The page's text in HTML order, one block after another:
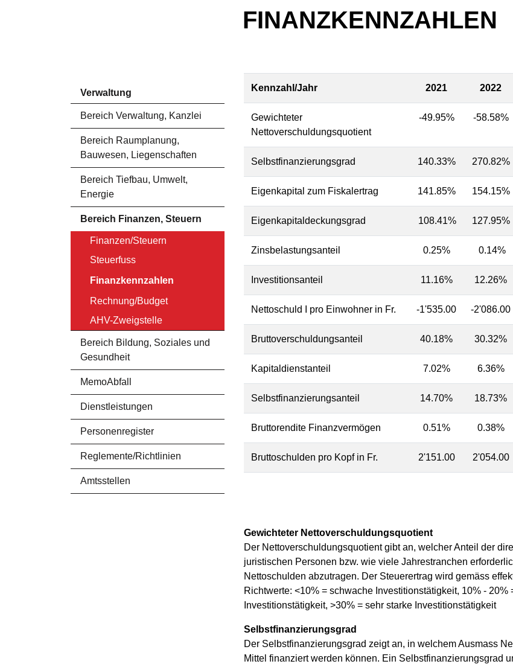
FINANZKENNZAHLEN
Verwaltung
Bereich Verwaltung, Kanzlei
Bereich Raumplanung,
Bauwesen, Liegenschaften
Bereich Tiefbau, Umwelt,
Energie
Bereich Finanzen, Steuern
Finanzen/Steuern
Steuerfuss
Finanzkennzahlen
(ausgewählt)
Rechnung/Budget
AHV-Zweigstelle
Bereich Bildung, Soziales und
Gesundheit
MemoAbfall
Dienstleistungen
Personenregister
Reglemente/Richtlinien
Amtsstellen
Kennzahl/Jahr 2021 2022
Gewichteter
Nettoverschuldungsquotient
-49.95% -58.58%
Selbstfinanzierungsgrad 140.33% 270.82%
Eigenkapital zum Fiskalertrag 141.85% 154.15%
Eigenkapitaldeckungsgrad 108.41% 127.95%
Zinsbelastungsanteil 0.25% 0.14%
Investitionsanteil 11.16% 12.26%
Nettoschuld I pro Einwohner in Fr. -1'535.00 -2'086.00
Bruttoverschuldungsanteil 40.18% 30.32%
Kapitaldienstanteil 7.02% 6.36%
Selbstfinanzierungsanteil 14.70% 18.73%
Bruttorendite Finanzvermögen 0.51% 0.38%
Bruttoschulden pro Kopf in Fr. 2'151.00 2'054.00
Gewichteter Nettoverschuldungsquotient
Der Nettoverschuldungsquotient gibt an, welcher Anteil der
juristischen Personen bzw. wie viele Jahrestranchen
Nettoschulden abzutragen. Der Steuerertrag wird gemäss
Richtwerte: <10% = schwache Investitionstätigkeit, 10% -
Investitionstätigkeit, >30% = sehr starke Investitionstätigkeit
Selbstfinanzierungsgrad
Der Selbstfinanzierungsgrad zeigt an, in welchem Ausmass
Mittel finanziert werden können. Ein Selbstfinanzierungsgrad